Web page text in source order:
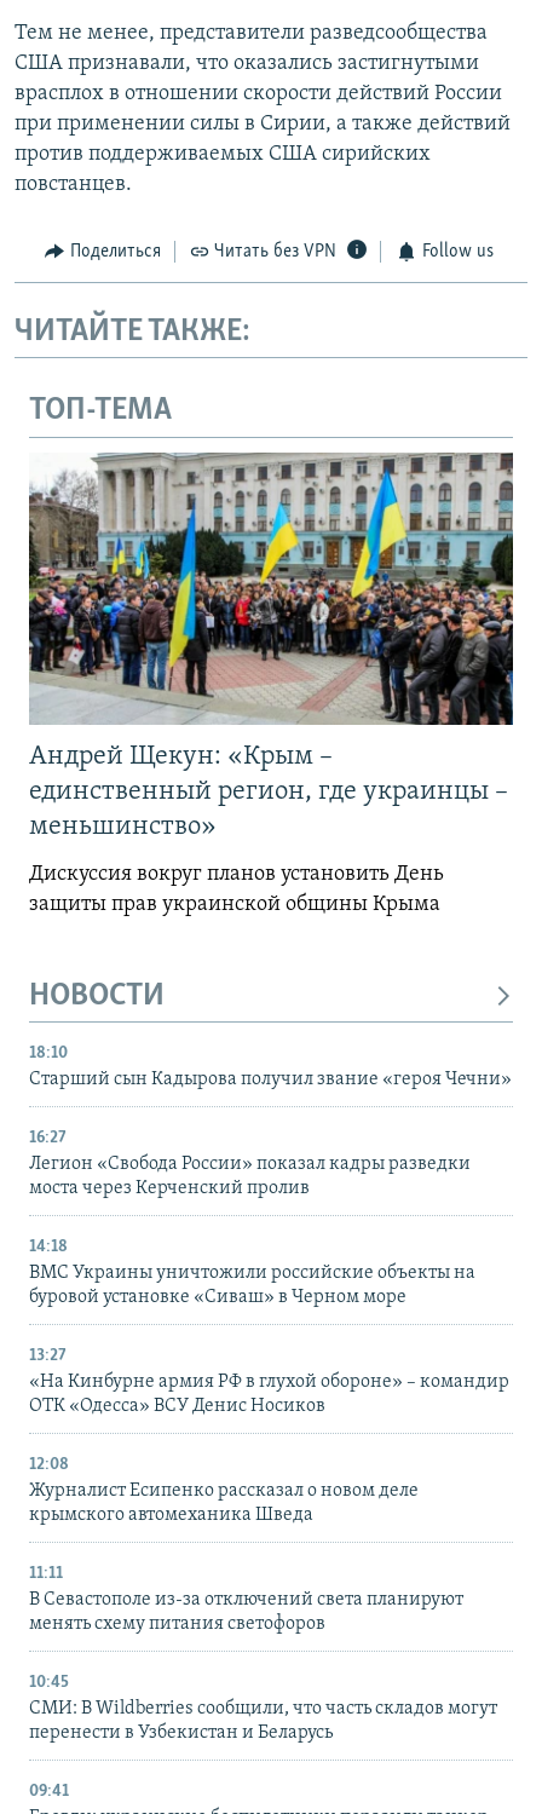
Тем не менее, представители разведсообщества
США признавали, что оказались застигнутыми
врасплох в отношении скорости действий России
при применении силы в Сирии, а также действий
против поддерживаемых США сирийских
повстанцев.
Поделиться Читать без VPN Follow us
ЧИТАЙТЕ ТАКЖЕ:
ТОП-ТЕМА
Андрей Щекун: «Крым –
единственный регион, где украинцы –
меньшинство»
Дискуссия вокруг планов установить День
защиты прав украинской общины Крыма
НОВОСТИ
18:10
Старший сын Кадырова получил звание «героя Чечни»
16:27
Легион «Свобода России» показал кадры разведки
моста через Керченский пролив
14:18
ВМС Украины уничтожили российские объекты на
буровой установке «Сиваш» в Черном море
13:27
«На Кинбурне армия РФ в глухой обороне» – командир
ОТК «Одесса» ВСУ Денис Носиков
12:08
Журналист Есипенко рассказал о новом деле
крымского автомеханика Шведа
11:11
В Севастополе из-за отключений света планируют
менять схему питания светофоров
10:45
СМИ: В Wildberries сообщили, что часть складов могут
перенести в Узбекистан и Беларусь
09:41